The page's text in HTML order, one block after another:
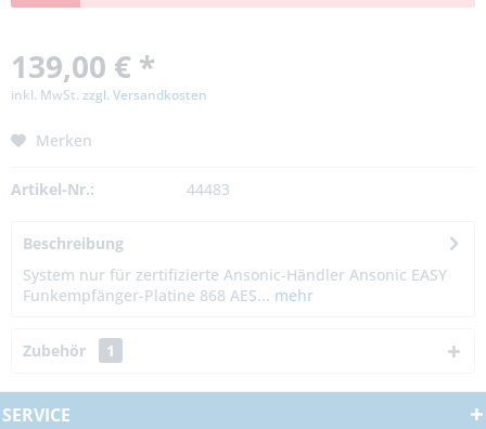
139,00 € *
inkl. MwSt. zzgl. Versandkosten
Merken
Artikel-Nr.: 44483
Beschreibung
System nur für zertifizierte Ansonic-Händler Ansonic EASY
Funkempfänger-Platine 868 AES... mehr
Zubehör 1
SERVICE